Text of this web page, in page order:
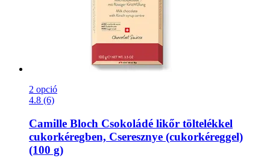
2 opció
4.8 (6)
Camille Bloch Csokoládé likőr töltelékkel
cukorkéregben, Cseresznye (cukorkéreggel)
(100 g)